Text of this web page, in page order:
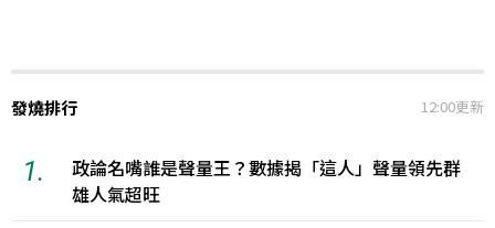
發燒排行 12:00更新
1.
政論名嘴誰是聲量王？數據揭「這人」聲量領先群
雄人氣超旺